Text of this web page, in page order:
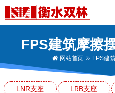
FPS建筑摩擦
网站首页 FPS建
LNR支座 LRB支座